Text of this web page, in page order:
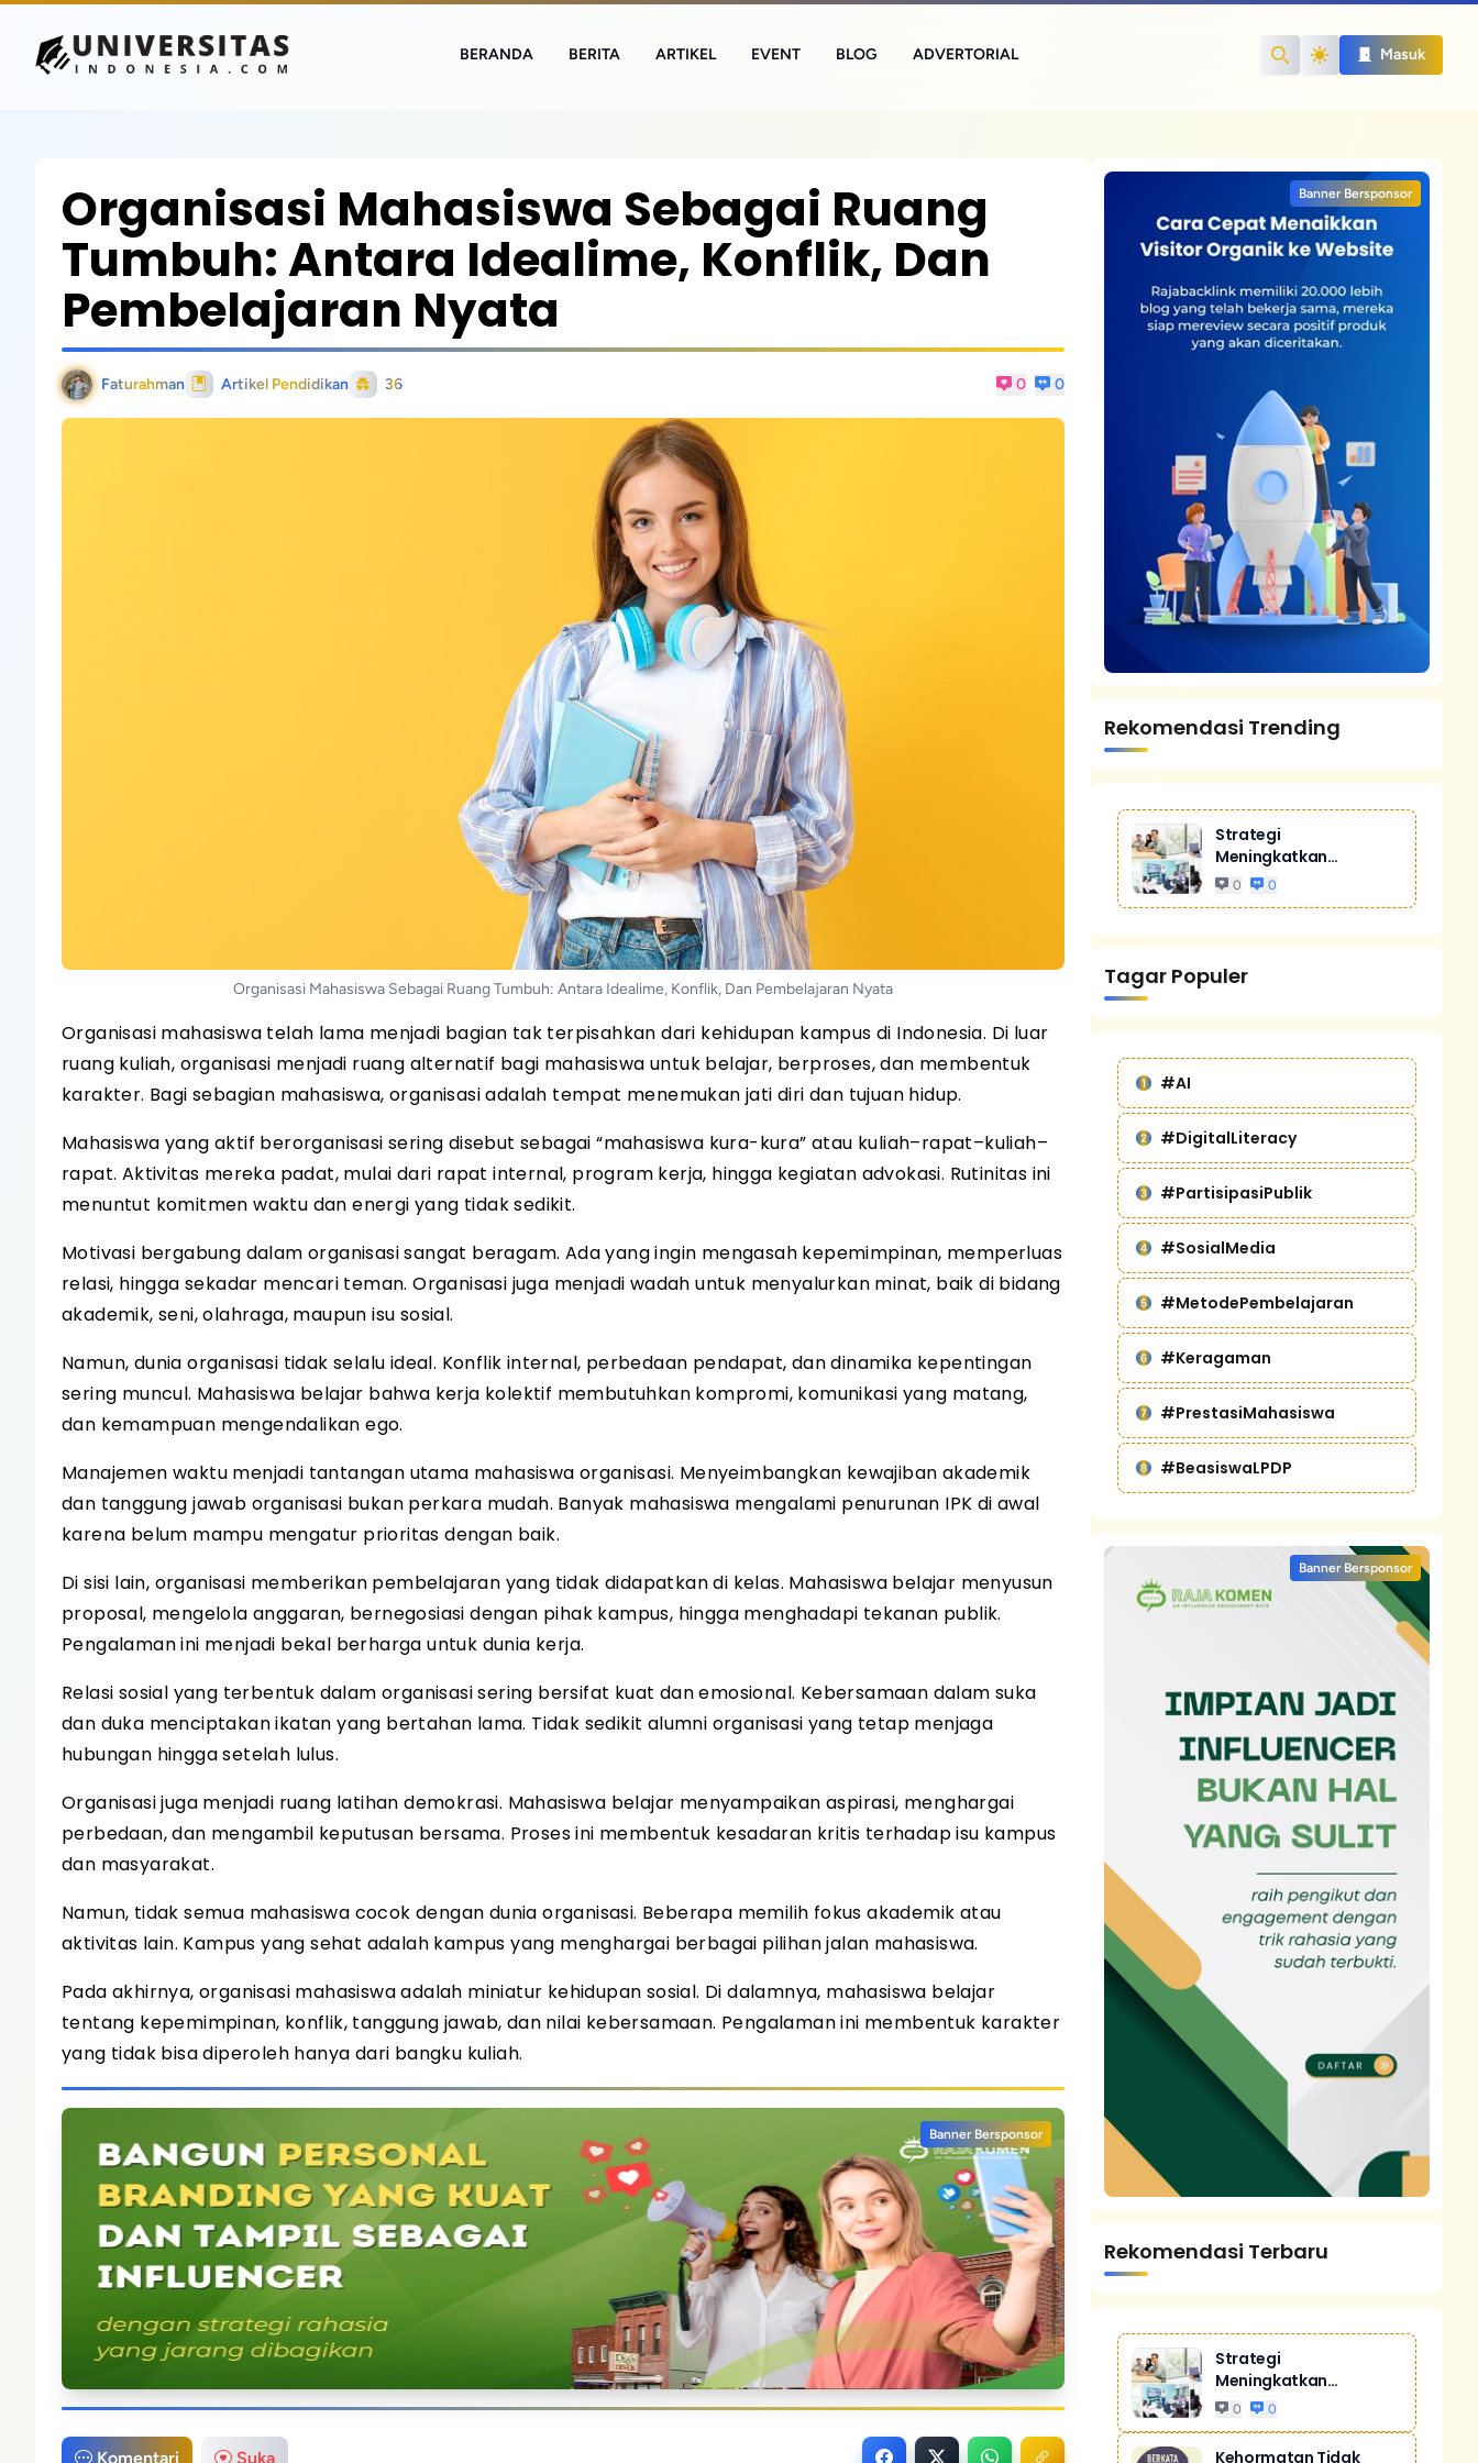
Search
Masuk
BERANDA BERITA ARTIKEL EVENT BLOG ADVERTORIAL
Organisasi Mahasiswa Sebagai Ruang
Tumbuh: Antara Idealime, Konflik, Dan
Pembelajaran Nyata
Faturahman Artikel Pendidikan 36 0 0
Organisasi Mahasiswa Sebagai Ruang Tumbuh: Antara Idealime, Konflik, Dan Pembelajaran Nyata
Organisasi mahasiswa telah lama menjadi bagian tak terpisahkan dari kehidupan kampus di Indonesia. Di luar
ruang kuliah, organisasi menjadi ruang alternatif bagi mahasiswa untuk belajar, berproses, dan membentuk
karakter. Bagi sebagian mahasiswa, organisasi adalah tempat menemukan jati diri dan tujuan hidup.
Mahasiswa yang aktif berorganisasi sering disebut sebagai “mahasiswa kura-kura” atau kuliah–rapat–kuliah–
rapat. Aktivitas mereka padat, mulai dari rapat internal, program kerja, hingga kegiatan advokasi. Rutinitas ini
menuntut komitmen waktu dan energi yang tidak sedikit.
Motivasi bergabung dalam organisasi sangat beragam. Ada yang ingin mengasah kepemimpinan, memperluas
relasi, hingga sekadar mencari teman. Organisasi juga menjadi wadah untuk menyalurkan minat, baik di bidang
akademik, seni, olahraga, maupun isu sosial.
Namun, dunia organisasi tidak selalu ideal. Konflik internal, perbedaan pendapat, dan dinamika kepentingan
sering muncul. Mahasiswa belajar bahwa kerja kolektif membutuhkan kompromi, komunikasi yang matang,
dan kemampuan mengendalikan ego.
Manajemen waktu menjadi tantangan utama mahasiswa organisasi. Menyeimbangkan kewajiban akademik
dan tanggung jawab organisasi bukan perkara mudah. Banyak mahasiswa mengalami penurunan IPK di awal
karena belum mampu mengatur prioritas dengan baik.
Di sisi lain, organisasi memberikan pembelajaran yang tidak didapatkan di kelas. Mahasiswa belajar menyusun
proposal, mengelola anggaran, bernegosiasi dengan pihak kampus, hingga menghadapi tekanan publik.
Pengalaman ini menjadi bekal berharga untuk dunia kerja.
Relasi sosial yang terbentuk dalam organisasi sering bersifat kuat dan emosional. Kebersamaan dalam suka
dan duka menciptakan ikatan yang bertahan lama. Tidak sedikit alumni organisasi yang tetap menjaga
hubungan hingga setelah lulus.
Organisasi juga menjadi ruang latihan demokrasi. Mahasiswa belajar menyampaikan aspirasi, menghargai
perbedaan, dan mengambil keputusan bersama. Proses ini membentuk kesadaran kritis terhadap isu kampus
dan masyarakat.
Namun, tidak semua mahasiswa cocok dengan dunia organisasi. Beberapa memilih fokus akademik atau
aktivitas lain. Kampus yang sehat adalah kampus yang menghargai berbagai pilihan jalan mahasiswa.
Pada akhirnya, organisasi mahasiswa adalah miniatur kehidupan sosial. Di dalamnya, mahasiswa belajar
tentang kepemimpinan, konflik, tanggung jawab, dan nilai kebersamaan. Pengalaman ini membentuk karakter
yang tidak bisa diperoleh hanya dari bangku kuliah.
Banner Bersponsor
Komentari Suka
Banner Bersponsor
Rekomendasi Trending
Strategi
Meningkatkan
Penjualan Melalui
0 0
Tagar Populer
#AI
#DigitalLiteracy
#PartisipasiPublik
#SosialMedia
#MetodePembelajaran
#Keragaman
#PrestasiMahasiswa
#BeasiswaLPDP
Banner Bersponsor
Rekomendasi Terbaru
Strategi
Meningkatkan
Penjualan Melalui
0 0
Kehormatan Tidak